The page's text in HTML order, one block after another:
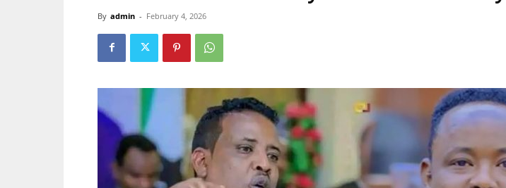
By admin - February 4, 2026